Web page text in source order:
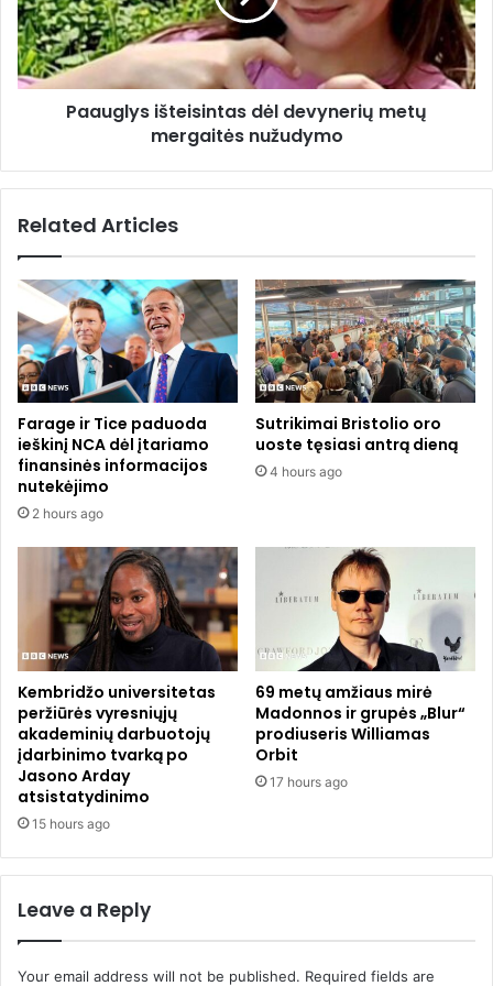
a
m
ą
d
p
c
l
i
ų
j
ų
u
g
d
y
o
p
k
i
ų
,
s
k
a
i
s
p
l
y
s
i
i
s
d
ė
l
e
v
y
n
r
t
ų
m
e
r
g
a
i
ė
n
u
Paauglys išteisintas dėl devynerių metų
mergaitės nužudymo
Related Articles
Farage ir Tice paduoda
ieškinį NCA dėl įtariamo
finansinės informacijos
nutekėjimo
2 hours ago
Sutrikimai Bristolio oro
uoste tęsiasi antrą dieną
4 hours ago
Kembridžo universitetas
peržiūrės vyresniųjų
akademinių darbuotojų
įdarbinimo tvarką po
Jasono Arday
atsistatydinimo
15 hours ago
69 metų amžiaus mirė
Madonnos ir grupės „Blur“
prodiuseris Williamas
Orbit
17 hours ago
Leave a Reply
Your email address will not be published. Required fields are